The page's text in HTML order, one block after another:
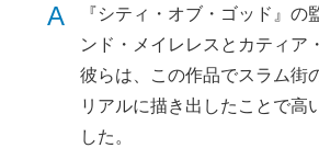
A
『シティ・オブ・ゴッド』の
ンド・メイレレスとカティア
彼らは、この作品でスラム街
リアルに描き出したことで高
した。